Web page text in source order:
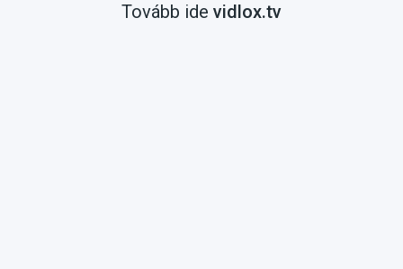
Tovább ide vidlox.tv